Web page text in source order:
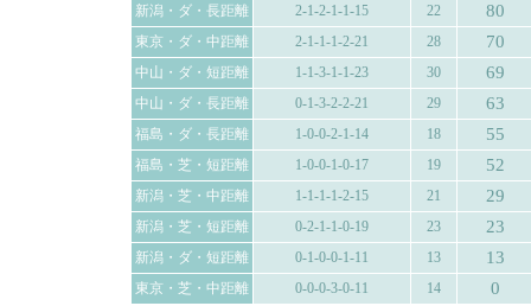
新潟・ダ・長距離 2-1-2-1-1-15 22 80
東京・ダ・中距離 2-1-1-1-2-21 28 70
中山・ダ・短距離 1-1-3-1-1-23 30 69
中山・ダ・長距離 0-1-3-2-2-21 29 63
福島・ダ・長距離 1-0-0-2-1-14 18 55
福島・芝・短距離 1-0-0-1-0-17 19 52
新潟・芝・中距離 1-1-1-1-2-15 21 29
新潟・芝・短距離 0-2-1-1-0-19 23 23
新潟・ダ・短距離 0-1-0-0-1-11 13 13
東京・芝・中距離 0-0-0-3-0-11 14 0